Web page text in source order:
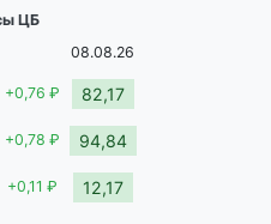
ЦБ
08.08.26
+0,76 ₽ 82,17
+0,78 ₽ 94,84
+0,11 ₽ 12,17